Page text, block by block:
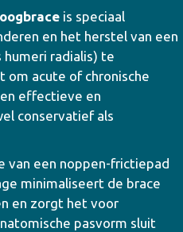
is speciaal
en het herstel van een
radialis) te
om acute of chronische
effectieve en
conservatief als
van een noppen-frictiepad
minimaliseert de brace
en zorgt het voor
pasvorm sluit